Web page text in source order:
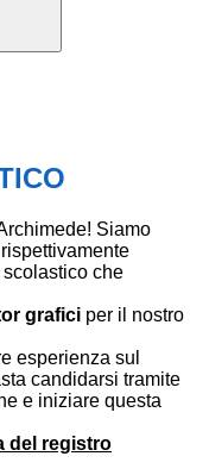
Siamo
che
grafici per il nostro
esperienza sul
candidarsi tramite
e iniziare questa
del registro